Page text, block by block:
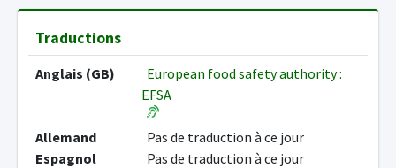
Traductions
Anglais (GB)
European food safety authority :
EFSA
Allemand
Pas de traduction à ce jour
Espagnol
Pas de traduction à ce jour